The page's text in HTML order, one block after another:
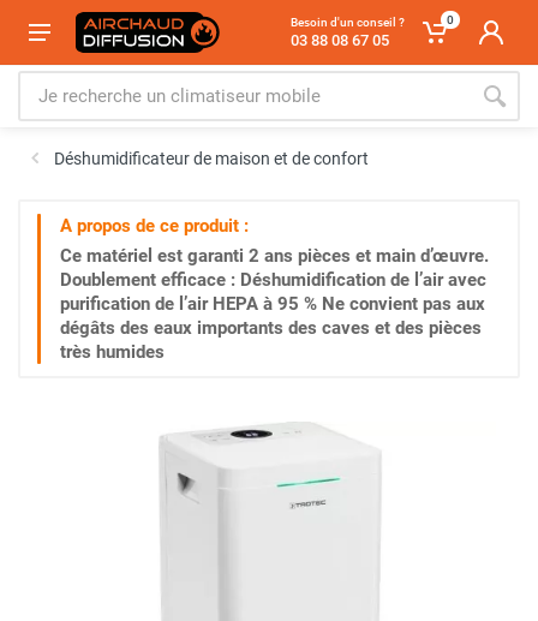
Besoin d'un conseil ?
03 88 08 67 05
0
Déshumidificateur de maison et de confort
A propos de ce produit :
Ce matériel est garanti 2 ans pièces et main d’œuvre.
Doublement efficace : Déshumidification de l’air avec
purification de l’air HEPA à 95 % Ne convient pas aux
dégâts des eaux importants des caves et des pièces
très humides